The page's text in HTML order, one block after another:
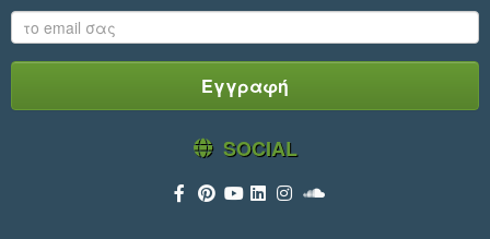
SOCIAL